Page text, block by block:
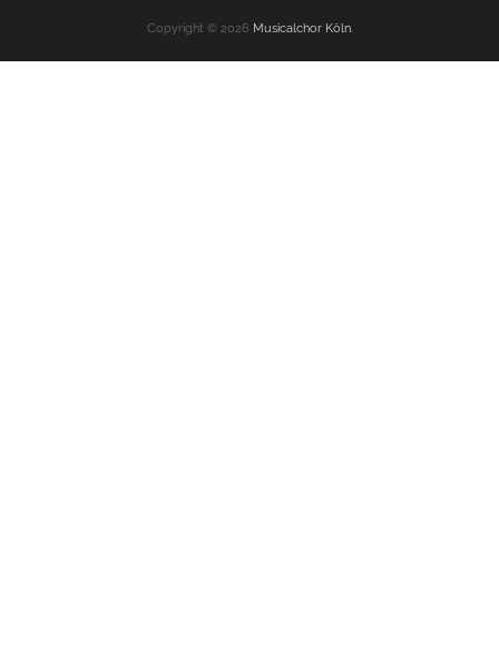
Copyright © 2026 Musicalchor Köln.